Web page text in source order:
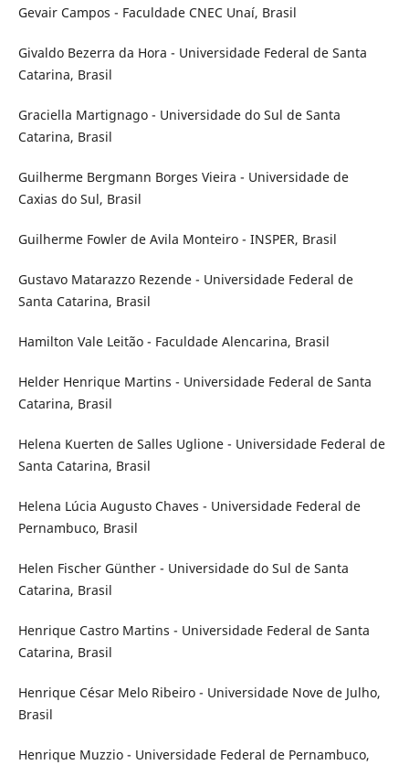
Gevair Campos - Faculdade CNEC Unaí, Brasil
Givaldo Bezerra da Hora - Universidade Federal de Santa
Catarina, Brasil
Graciella Martignago - Universidade do Sul de Santa
Catarina, Brasil
Guilherme Bergmann Borges Vieira - Universidade de
Caxias do Sul, Brasil
Guilherme Fowler de Avila Monteiro - INSPER, Brasil
Gustavo Matarazzo Rezende - Universidade Federal de
Santa Catarina, Brasil
Hamilton Vale Leitão - Faculdade Alencarina, Brasil
Helder Henrique Martins - Universidade Federal de Santa
Catarina, Brasil
Helena Kuerten de Salles Uglione - Universidade Federal de
Santa Catarina, Brasil
Helena Lúcia Augusto Chaves - Universidade Federal de
Pernambuco, Brasil
Helen Fischer Günther - Universidade do Sul de Santa
Catarina, Brasil
Henrique Castro Martins - Universidade Federal de Santa
Catarina, Brasil
Henrique César Melo Ribeiro - Universidade Nove de Julho,
Brasil
Henrique Muzzio - Universidade Federal de Pernambuco,